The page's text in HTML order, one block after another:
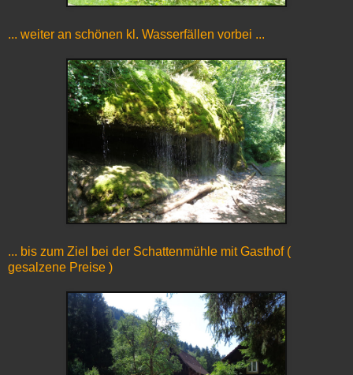
... weiter an schönen kl. Wasserfällen vorbei ...
... bis zum Ziel bei der Schattenmühle mit Gasthof (
gesalzene Preise )